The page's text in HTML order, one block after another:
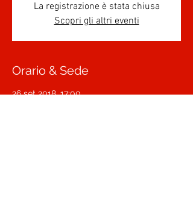
La registrazione è stata chiusa
Scopri gli altri eventi
Orario & Sede
26 set 2018, 17:00